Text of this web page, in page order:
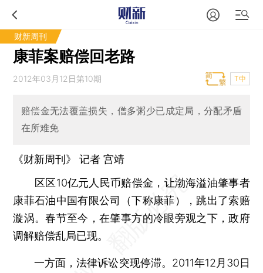
财新周刊
康菲案赔偿回老路
2012年03月12日第10期 T中
赔偿金无法覆盖损失，僧多粥少已成定局，分配矛盾
在所难免
《财新周刊》 记者宫靖
区区10亿元人民币赔偿金，让渤海溢油肇事者
康菲石油中国有限公司（下称康菲），跳出了索赔
漩涡。春节至今，在肇事方的冷眼旁观之下，政府
调解赔偿乱局已现。
一方面，法律诉讼突现停滞。2011年12月30日